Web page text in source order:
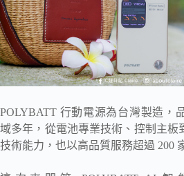
POLYBATT 行動電源為台灣製造，
域多年，從電池專業技術、控制主板
技術能力，也以高品質服務超過 200